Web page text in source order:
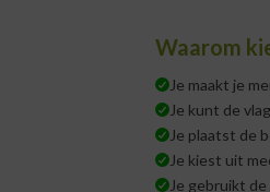
Waarom
Je maakt je
Je kunt de
Je plaatst de
Je kiest uit
Je gebruikt